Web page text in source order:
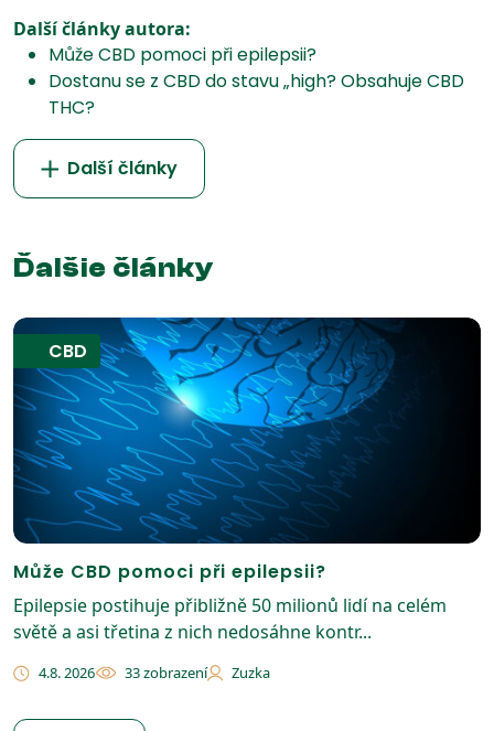
Další články autora:
Může CBD pomoci při epilepsii?
Dostanu se z CBD do stavu „high? Obsahuje CBD
THC?
Další články
Ďalšie články
CBD
Může CBD pomoci při epilepsii?
Epilepsie postihuje přibližně 50 milionů lidí na celém
světě a asi třetina z nich nedosáhne kontr...
4.8. 2026 33 zobrazení Zuzka